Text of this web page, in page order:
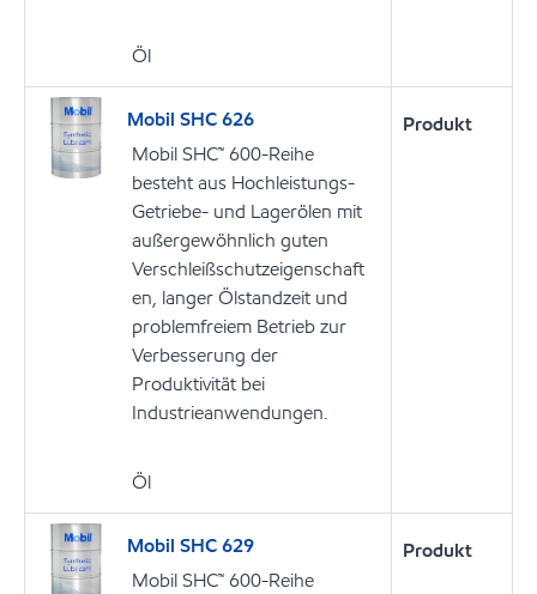
Öl
Mobil SHC 626
Mobil SHC™ 600-Reihe
besteht aus Hochleistungs-
Getriebe- und Lagerölen mit
außergewöhnlich guten
Verschleißschutzeigenschaft
en, langer Ölstandzeit und
problemfreiem Betrieb zur
Verbesserung der
Produktivität bei
Industrieanwendungen.
Öl
Produkt
Mobil SHC 629
Mobil SHC™ 600-Reihe
Produkt